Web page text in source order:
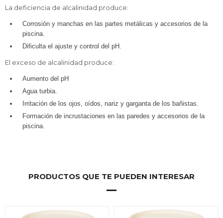
La deficiencia de alcalinidad produce:
Corrosión y manchas en las partes metálicas y accesorios de la
piscina.
Dificulta el ajuste y control del pH.
El exceso de alcalinidad produce:
Aumento del pH
Agua turbia.
Irritación de los ojos, oídos, nariz y garganta de los bañistas.
Formación de incrustaciones en las paredes y accesorios de la
piscina.
PRODUCTOS QUE TE PUEDEN INTERESAR